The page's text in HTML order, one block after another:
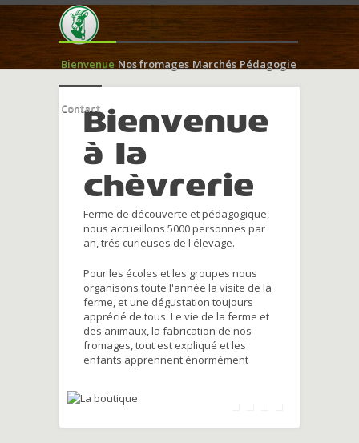
Bienvenue Nos fromages Marchés Pédagogie
ContactBienvenue
à la
chèvrerie
Ferme de découverte et pédagogique,
nous accueillons 5000 personnes par
an, trés curieuses de l'élevage.
Pour les écoles et les groupes nous
organisons toute l'année la visite de la
ferme, et une dégustation toujours
apprécié de tous. Le vie de la ferme et
des animaux, la fabrication de nos
fromages, tout est expliqué et les
enfants apprennent énormément